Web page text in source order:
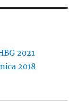
2021
2018